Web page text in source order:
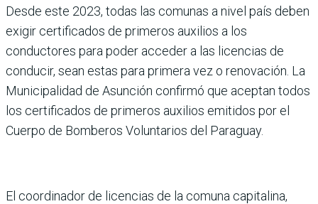
Desde este 2023, todas las comunas a nivel país deben
exigir certificados de primeros auxilios a los
conductores para poder acceder a las licencias de
conducir, sean estas para primera vez o renovación. La
Municipalidad de Asunción confirmó que aceptan todos
los certificados de primeros auxilios emitidos por el
Cuerpo de Bomberos Voluntarios del Paraguay.
El coordinador de licencias de la comuna capitalina,